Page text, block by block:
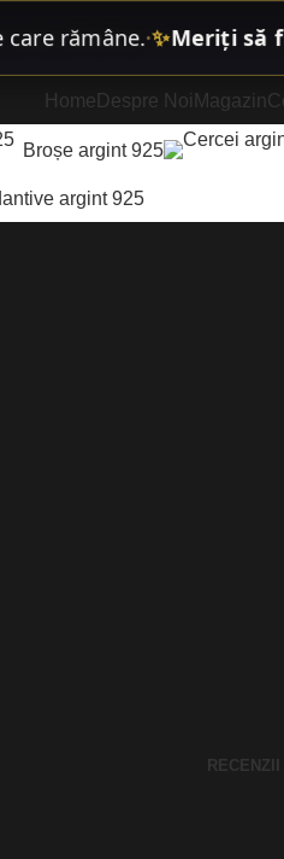
.•✨Meriți să fii
Home Despre Noi Magazin
Broșe argint 925
argint 925
RECENZII